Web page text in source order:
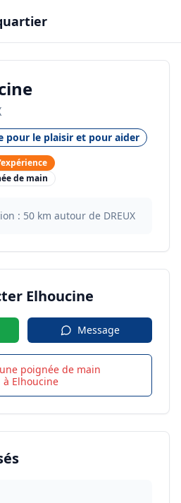
pour le plaisir et pour aider
de main
: 50 km autour de DREUX
Elhoucine
Message
poignée de main
à Elhoucine